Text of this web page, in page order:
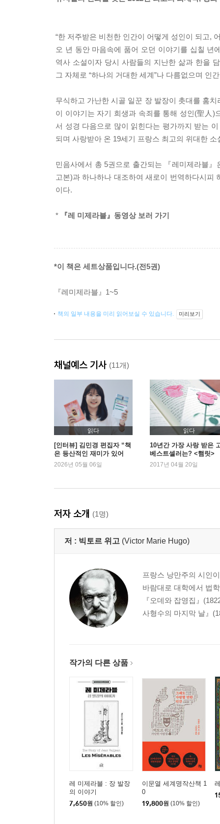
“한 저주받은 비천한 인간이 어떻게 성인이 되고,
오 년 동안 마음속에 품어 오던 이야기를 십칠 년
역사 소설이자 당시 사람들의 지난한 삶과 한을
그 자체로 “하나의 거대한 세계”나 다름없으며 인
무식하고 가난한 시골 일꾼 장 발장이 촛대를 훔
이 이야기는 자기 희생과 속죄를 통해 성인(聖人)
서 성경 다음으로 많이 읽힌다는 평가까지 받는
되며 사랑받아 온 19세기 프랑스 최고의 위대한
민음사에서 총 5권으로 출간되는 『레미제라블
고본)과 하나하나 대조하여 새로이 번역하다시
이다.
* 『레 미제라블』동영상 보러 가기
*이 책은 세트상품입니다.(전5권)
『레미제라블』1~5
책의 일부 내용을 미리 읽어보실 수 있습니다. 미리보기
채널예스 기사 (11개)
읽다
[인터뷰] 김민경 편집자 “책
은 등산적인 재미가 있어
요” | 예스24
2026년 05월 06일
읽다
10년간 가장 사랑 받은
베스트셀러는? <햄릿>
2017년 04월 20일
저자 소개 (1명)
저 : 빅토르 위고 (Victor Marie Hugo)
프랑스 낭만주의 시인
바람대로 대학에서 법
『오데와 잡영집』
사형수의 마지막 날』
작가의 다른 상품
레 미제라블 : 장 발장
의 이야기
7,650원 (10% 할인)
이문열 세계명작산책 1
0
19,800원 (10% 할인)